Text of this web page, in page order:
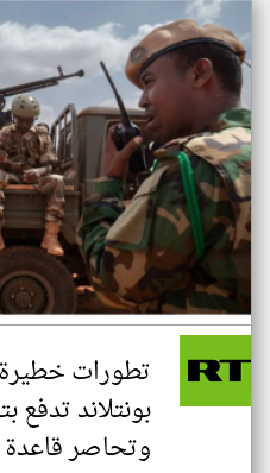
تطورات
بونتلاند تدفع
وتحاصر قاعدة